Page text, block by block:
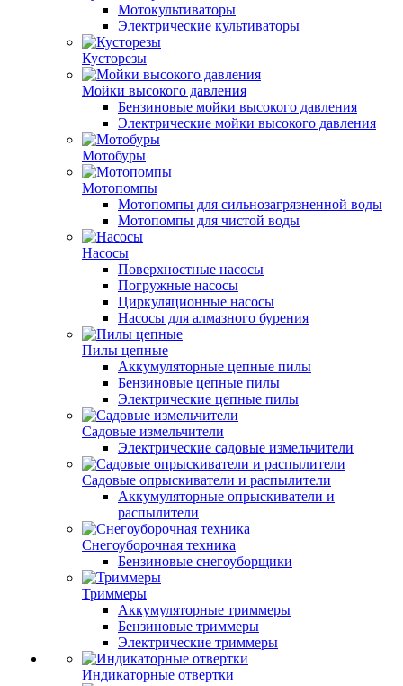
Мотокультиваторы
Электрические культиваторы
Кусторезы
Мойки высокого давления
Бензиновые мойки высокого давления
Электрические мойки высокого давления
Мотобуры
Мотопомпы
Мотопомпы для сильнозагрязненной воды
Мотопомпы для чистой воды
Насосы
Поверхностные насосы
Погружные насосы
Циркуляционные насосы
Насосы для алмазного бурения
Пилы цепные
Аккумуляторные цепные пилы
Бензиновые цепные пилы
Электрические цепные пилы
Садовые измельчители
Электрические садовые измельчители
Садовые опрыскиватели и распылители
Аккумуляторные опрыскиватели и
распылители
Снегоуборочная техника
Бензиновые снегоуборщики
Триммеры
Аккумуляторные триммеры
Бензиновые триммеры
Электрические триммеры
Индикаторные отвертки